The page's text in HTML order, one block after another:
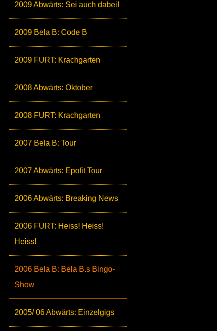
2009 Abwärts: Sei auch dabei!
2009 Bela B: Code B
2009 FURT: Krachgarten
2008 Abwärts: Oktober
2008 FURT: Krachgarten
2007 Bela B: Tour
2007 Abwärts: Epofit Tour
2006 Abwärts: Breaking News
2006 FURT: Heiss! Heiss!
Heiss!
2006 Bela B: Bela B.s Bingo-
Show
2005/ 06 Abwärts: Einzelgigs